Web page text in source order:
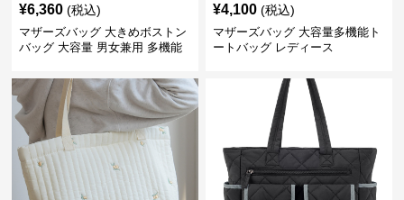
¥6,360 (税込)
マザーズバッグ 大きめボストン
バッグ 大容量 男女兼用 多機能
¥4,100 (税込)
マザーズバッグ 大容量多機能ト
ートバッグ レディース